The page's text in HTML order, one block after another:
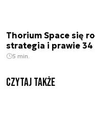
Thorium Space się
strategia i prawie 34
5 min.
Czytaj także